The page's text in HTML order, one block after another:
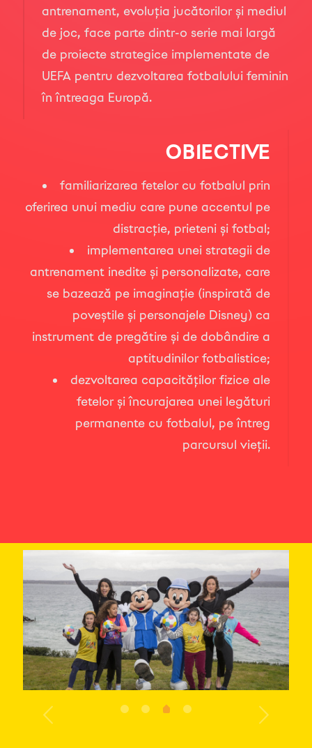
antrenament, evoluția jucătorilor și mediul
de joc, face parte dintr-o serie mai largă
de proiecte strategice implementate de
UEFA pentru dezvoltarea fotbalului feminin
în întreaga Europă.
OBIECTIVE
familiarizarea fetelor cu fotbalul prin
oferirea unui mediu care pune accentul pe
distracție, prieteni și fotbal;
implementarea unei strategii de
antrenament inedite și personalizate, care
se bazează pe imaginație (inspirată de
poveștile și personajele Disney) ca
instrument de pregătire și de dobândire a
aptitudinilor fotbalistice;
dezvoltarea capacităților fizice ale
fetelor și încurajarea unei legături
permanente cu fotbalul, pe întreg
parcursul vieții.